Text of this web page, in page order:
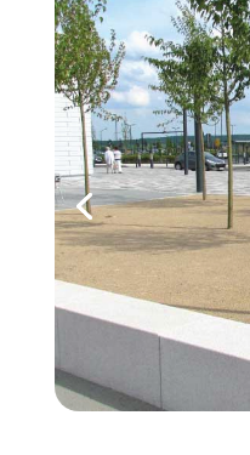
PLAZADUR und
Gestaltung von
mit
Deckschichten